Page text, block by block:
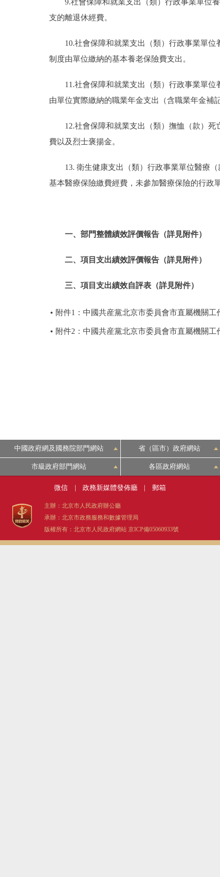
支的離退休經費。
10.社會保障和就業支出（類）行政事業單
制度由單位繳納的基本養老保險費支出。
11.社會保障和就業支出（類）行政事業單
由單位實際繳納的職業年金支出（含職業年金補
12.社會保障和就業支出（類）撫恤（款）
費以及烈士褒揚金。
13. 衛生健康支出（類）行政事業單位醫療
基本醫療保險繳費經費，未參加醫療保險的行政
一、部門整體績效評價報告（詳見附件）
二、項目支出績效評價報告（詳見附件）
三、項目支出績效自評表（詳見附件）
附件1：中國共産黨北京市委員會市直屬機關
附件2：中國共産黨北京市委員會市直屬機關
中國政府網及國務院部門網站 省（區市）政府網站
市級政府部門網站 各區政府網站
微信 | 政務新媒體發佈廳 | 郵箱
主辦：北京市人民政府辦公廳
承辦：北京市政務服務和數據管理局
版權所有：北京市人民政府網站 京ICP備05060933號